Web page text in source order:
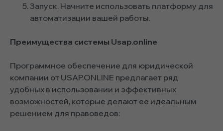
Запуск. Начните использовать платформу для
автоматизации вашей работы.
Преимущества системы Usap.online
Программное обеспечение для юридической
компании от USAP.ONLINE предлагает ряд
удобных в использовании и эффективных
возможностей, которые делают ее идеальным
решением для правоведов: